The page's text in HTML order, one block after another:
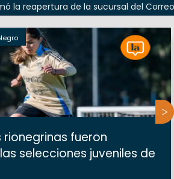
de la sucursal del Correo Argentino
fueron
selecciones juveniles de